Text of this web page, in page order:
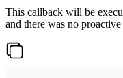
This callback will be
and there was no